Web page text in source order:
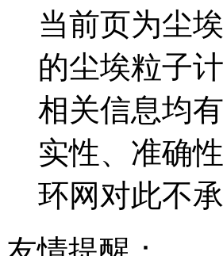
当前页为尘
的尘埃粒子
相关信息均
实性、准确
环网对此不